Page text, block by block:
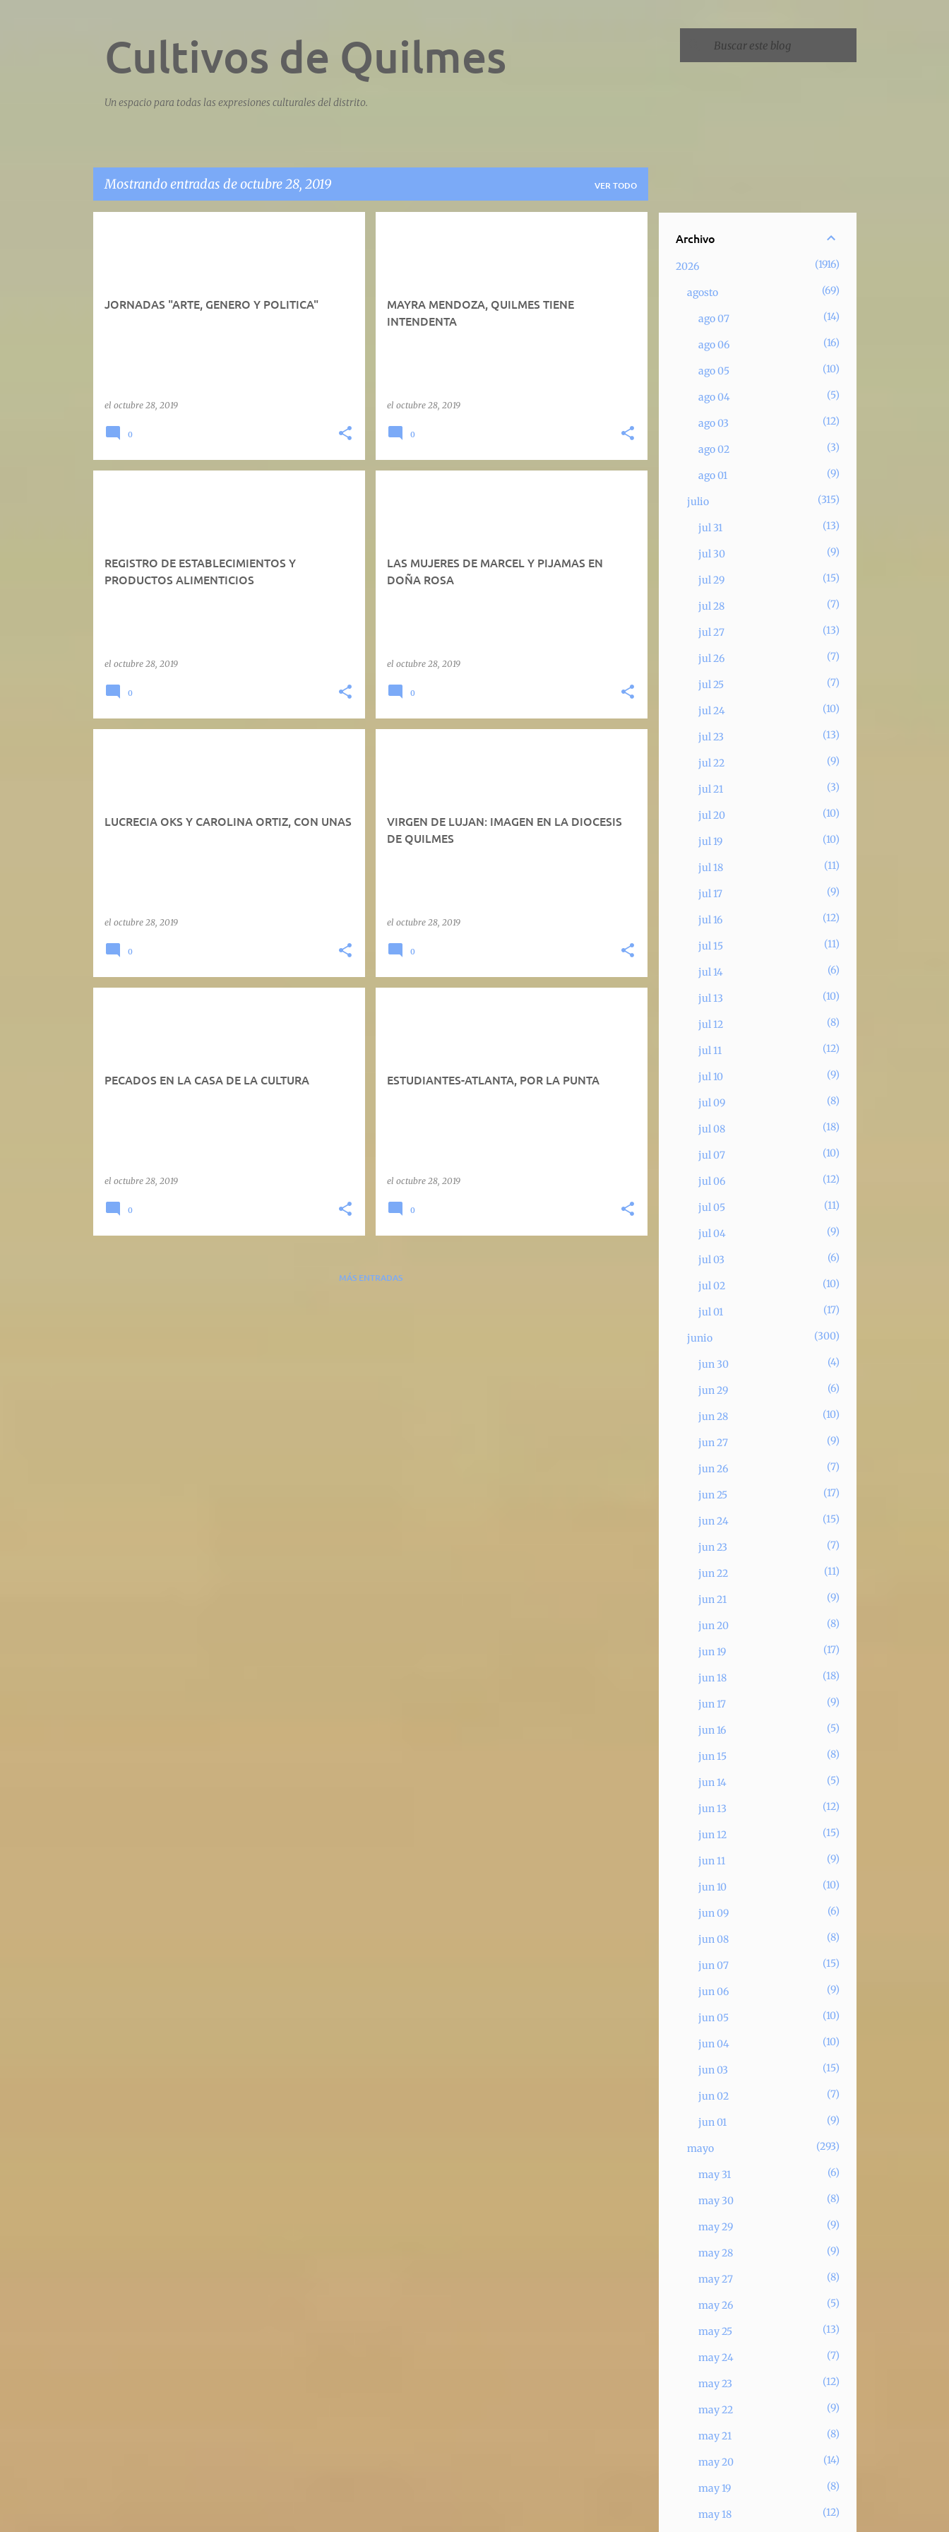
Cultivos de Quilmes
Un espacio para todas las expresiones culturales del distrito.
Mostrando entradas de octubre 28, 2019 VER TODO
JORNADAS "ARTE, GENERO Y POLITICA"
el octubre 28, 2019
0
MAYRA MENDOZA, QUILMES TIENE
INTENDENTA
el octubre 28, 2019
0
REGISTRO DE ESTABLECIMIENTOS Y
PRODUCTOS ALIMENTICIOS
el octubre 28, 2019
0
LAS MUJERES DE MARCEL Y PIJAMAS EN
DOÑA ROSA
el octubre 28, 2019
0
LUCRECIA OKS Y CAROLINA ORTIZ, CON UNAS
el octubre 28, 2019
0
VIRGEN DE LUJAN: IMAGEN EN LA DIOCESIS
DE QUILMES
el octubre 28, 2019
0
PECADOS EN LA CASA DE LA CULTURA
el octubre 28, 2019
0
ESTUDIANTES-ATLANTA, POR LA PUNTA
el octubre 28, 2019
0
MÁS ENTRADAS
Archivo
2026 1916
agosto 69
ago 07 14
ago 06 16
ago 05 10
ago 04 5
ago 03 12
ago 02 3
ago 01 9
julio 315
jul 31 13
jul 30 9
jul 29 15
jul 28 7
jul 27 13
jul 26 7
jul 25 7
jul 24 10
jul 23 13
jul 22 9
jul 21 3
jul 20 10
jul 19 10
jul 18 11
jul 17 9
jul 16 12
jul 15 11
jul 14 6
jul 13 10
jul 12 8
jul 11 12
jul 10 9
jul 09 8
jul 08 18
jul 07 10
jul 06 12
jul 05 11
jul 04 9
jul 03 6
jul 02 10
jul 01 17
junio 300
jun 30 4
jun 29 6
jun 28 10
jun 27 9
jun 26 7
jun 25 17
jun 24 15
jun 23 7
jun 22 11
jun 21 9
jun 20 8
jun 19 17
jun 18 18
jun 17 9
jun 16 5
jun 15 8
jun 14 5
jun 13 12
jun 12 15
jun 11 9
jun 10 10
jun 09 6
jun 08 8
jun 07 15
jun 06 9
jun 05 10
jun 04 10
jun 03 15
jun 02 7
jun 01 9
mayo 293
may 31 6
may 30 8
may 29 9
may 28 9
may 27 8
may 26 5
may 25 13
may 24 7
may 23 12
may 22 9
may 21 8
may 20 14
may 19 8
may 18 12